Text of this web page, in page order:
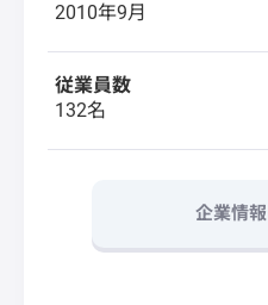
2010年9月
従業員数
132名
企業情